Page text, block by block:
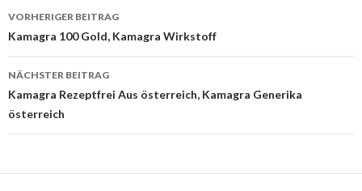
Beitrags-
Navigation
VORHERIGER BEITRAG
Kamagra 100 Gold, Kamagra Wirkstoff
NÄCHSTER BEITRAG
Kamagra Rezeptfrei Aus österreich, Kamagra Generika
österreich